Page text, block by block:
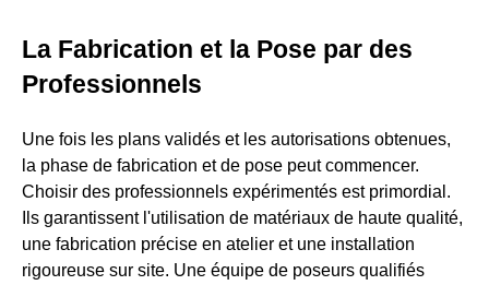
La Fabrication et la Pose par des
Professionnels
Une fois les plans validés et les autorisations obtenues,
la phase de fabrication et de pose peut commencer.
Choisir des professionnels expérimentés est primordial.
Ils garantissent l'utilisation de matériaux de haute qualité,
une fabrication précise en atelier et une installation
rigoureuse sur site. Une équipe de poseurs qualifiés